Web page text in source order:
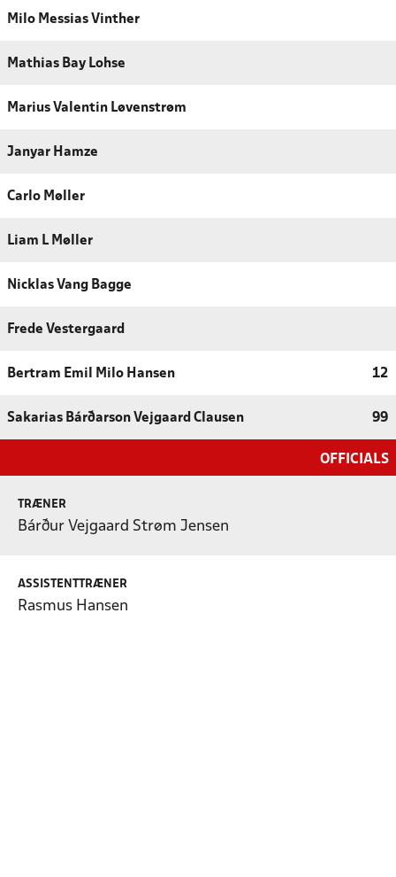
Milo Messias Vinther
Mathias Bay Lohse
Marius Valentin Løvenstrøm
Janyar Hamze
Carlo Møller
Liam L Møller
Nicklas Vang Bagge
Frede Vestergaard
Bertram Emil Milo Hansen 12
Sakarias Bárðarson Vejgaard Clausen 99
OFFICIALS
TRÆNER
Bárður Vejgaard Strøm Jensen
ASSISTENTTRÆNER
Rasmus Hansen